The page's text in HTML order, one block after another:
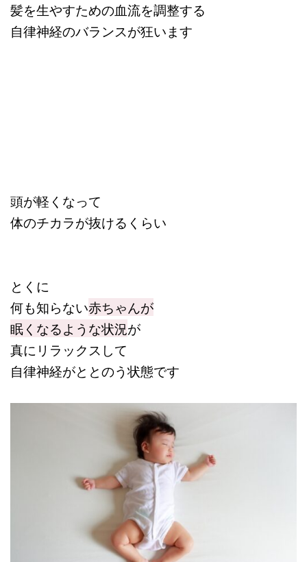
髪を生やすための血流を調整する
自律神経のバランスが狂います
頭が軽くなって
体のチカラが抜けるくらい
とくに
何も知らない赤ちゃんが
眠くなるような状況が
真にリラックスして
自律神経がととのう状態です